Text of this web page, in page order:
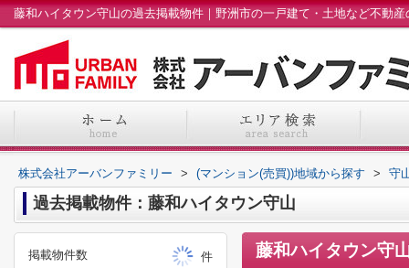
株式会社アーバンファミリー > (マンション(売買))地域から探す > 守
過去掲載物件：藤和ハイタウン守山
藤和ハイタウン守
掲載物件数
件